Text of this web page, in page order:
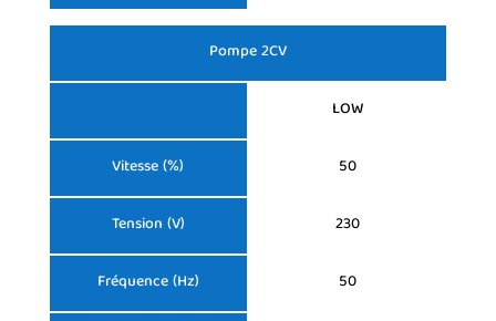
Vitesse (%)
Tension (V)
Fréquence (Hz)
Pompe 2CV
LOW
50
230
50